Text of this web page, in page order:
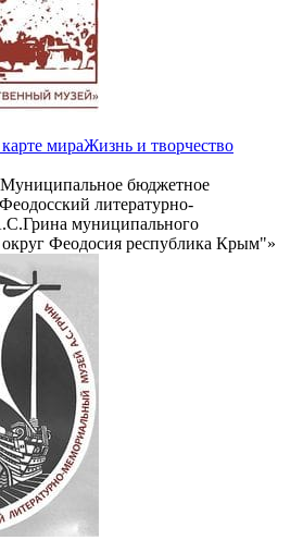
мираЖизнь и творчество
бюджетное
литературно-
муниципального
округ Феодосия республика Крым"»